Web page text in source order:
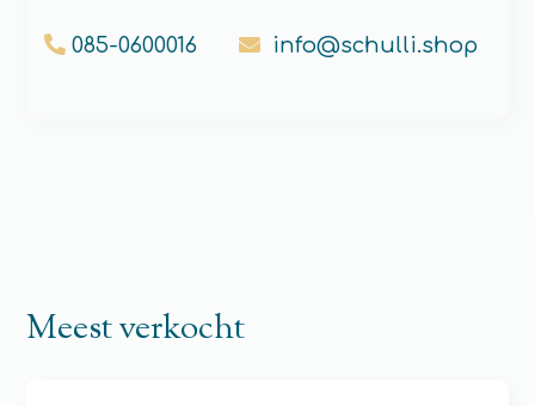
085-0600016 info@schulli.shop
Meest verkocht